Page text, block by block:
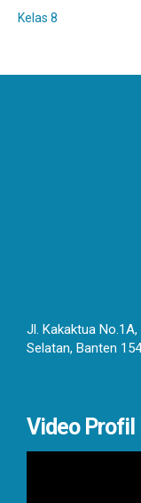
Kelas 8
Jl. Kakaktua
Selatan, Banten
Video Profil